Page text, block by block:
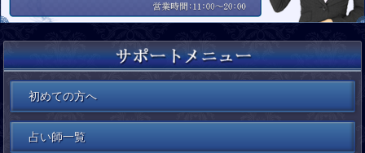
さっそくですが、
お話しをさせていただきたいと思います。
「宿命」とは？
字のごとく、命を宿すです。
生まれてくる前に決めてきた事柄となります。
誕生日や人生の課題、
こんなお話しの内容でした。
ラップ音だとすぐに分かりました。
あくまでもわたしの見解です。
人によっては、
雨降り前や雨降り時に湿度の影響により、
柱などが「ミシミシ」ときしむ音では？と
思う方々もいられるでしょう。
第１チャクラの役割はエネルギーの根源で
生命力と性的エネルギーを司り、元気なチャクラの
強い意志と力、活力にあふれていますが、
チャクラが弱っている場合は活力と生力に欠け、
やる気も出ず存在感が薄れてしまいます。
第2チャクラの役割は生と創造のエネルギーで
第1チャクラと共に性的エネルギーを司り、
チャクラが元気な場合は旺盛な活力となりますが、
チャクラが弱っている場合はすぐに疲れを
その時の表現方法は、目立つ=オーラが大きいと
言っているのではないでしょうか？
それも間違いでないと思います。
その方が発しているエネルギー体のことになります。
わたしはオーラを視る時は見たい部分を直視しないで、間接的に
視ます。
相談者様が気になられている方の、
あなたに対してのお相手の気持ち、
お付き合いされているお相手の
あなたへの気持ちや相性、性格などを
お伝えする時に使用しております。
こちらはカードの絵から教えていただいた
メッセージやアドバイス、
霊感によるメッセージ、アドバイス、
それに加えてチャネリングによる
初めての方へ
占い師一覧